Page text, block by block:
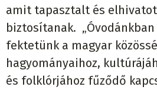
amit tapasztalt és
biztosítanak.
fektetünk a magyar
hagyományaihoz,
és folklórjához fűződő